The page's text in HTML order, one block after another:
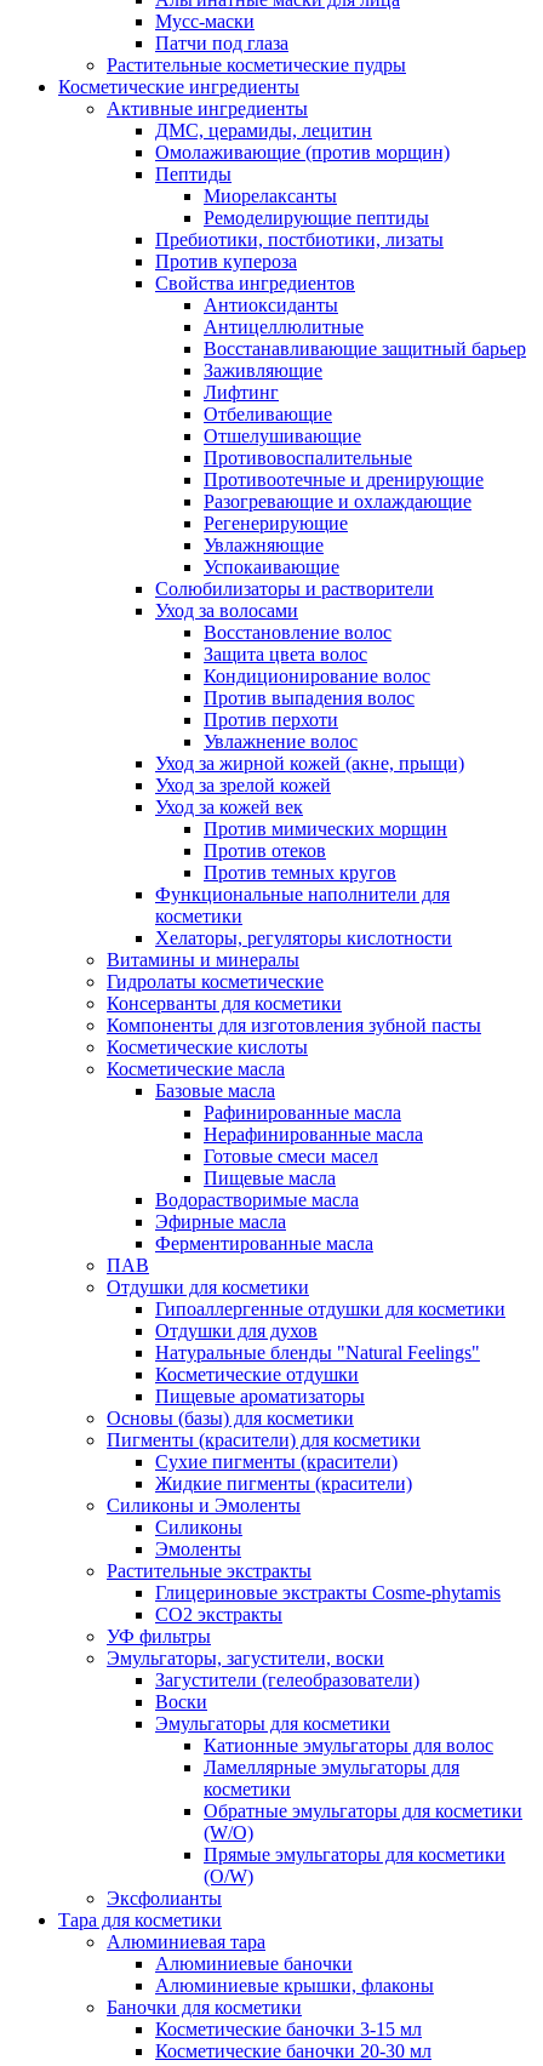
Мусс-маски
Патчи под глаза
Растительные косметические пудры
Косметические ингредиенты
Активные ингредиенты
ДМС, церамиды, лецитин
Омолаживающие (против морщин)
Пептиды
Миорелаксанты
Ремоделирующие пептиды
Пребиотики, постбиотики, лизаты
Против купероза
Свойства ингредиентов
Антиоксиданты
Антицеллюлитные
Восстанавливающие защитный барьер
Заживляющие
Лифтинг
Отбеливающие
Отшелушивающие
Противовоспалительные
Противоотечные и дренирующие
Разогревающие и охлаждающие
Регенерирующие
Увлажняющие
Успокаивающие
Солюбилизаторы и растворители
Уход за волосами
Восстановление волос
Защита цвета волос
Кондиционирование волос
Против выпадения волос
Против перхоти
Увлажнение волос
Уход за жирной кожей (акне, прыщи)
Уход за зрелой кожей
Уход за кожей век
Против мимических морщин
Против отеков
Против темных кругов
Функциональные наполнители для
косметики
Хелаторы, регуляторы кислотности
Витамины и минералы
Гидролаты косметические
Консерванты для косметики
Компоненты для изготовления зубной пасты
Косметические кислоты
Косметические масла
Базовые масла
Рафинированные масла
Нерафинированные масла
Готовые смеси масел
Пищевые масла
Водорастворимые масла
Эфирные масла
Ферментированные масла
ПАВ
Отдушки для косметики
Гипоаллергенные отдушки для косметики
Отдушки для духов
Натуральные бленды "Natural Feelings"
Косметические отдушки
Пищевые ароматизаторы
Основы (базы) для косметики
Пигменты (красители) для косметики
Сухие пигменты (красители)
Жидкие пигменты (красители)
Силиконы и Эмоленты
Силиконы
Эмоленты
Растительные экстракты
Глицериновые экстракты Cosme-phytamis
СО2 экстракты
УФ фильтры
Эмульгаторы, загустители, воски
Загустители (гелеобразователи)
Воски
Эмульгаторы для косметики
Катионные эмульгаторы для волос
Ламеллярные эмульгаторы для
косметики
Обратные эмульгаторы для косметики
(W/O)
Прямые эмульгаторы для косметики
(O/W)
Эксфолианты
Тара для косметики
Алюминиевая тара
Алюминиевые баночки
Алюминиевые крышки, флаконы
Баночки для косметики
Косметические баночки 3-15 мл
Косметические баночки 20-30 мл